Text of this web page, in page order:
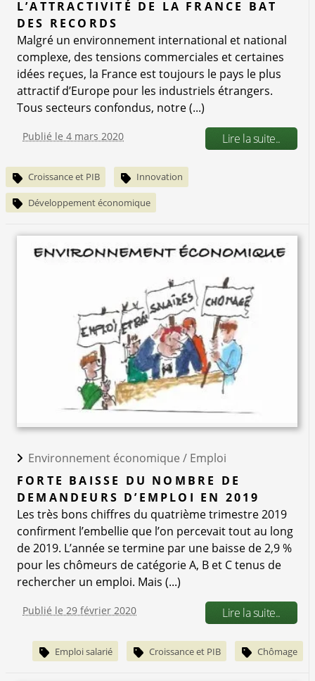
L’ATTRACTIVITÉ DE LA FRANCE BAT
DES RECORDS
Malgré un environnement international et national
complexe, des tensions commerciales et certaines
idées reçues, la France est toujours le pays le plus
attractif d’Europe pour les industriels étrangers.
Tous secteurs confondus, notre (...)
Publié le 4 mars 2020 Lire la suite..
Croissance et PIB Innovation
Développement économique
Environnement économique / Emploi
FORTE BAISSE DU NOMBRE DE
DEMANDEURS D’EMPLOI EN 2019
Les très bons chiffres du quatrième trimestre 2019
confirment l’embellie que l’on percevait tout au long
de 2019. L’année se termine par une baisse de 2,9 %
pour les chômeurs de catégorie A, B et C tenus de
rechercher un emploi. Mais (...)
Publié le 29 février 2020 Lire la suite..
Emploi salarié Croissance et PIB Chômage